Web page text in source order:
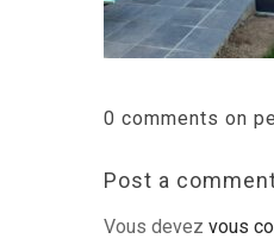
0 comments on
Post a
Vous devezvous